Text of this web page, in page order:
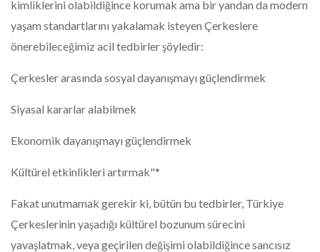
kimliklerini olabildiğince korumak ama bir yandan da modern
yaşam standartlarını yakalamak isteyen Çerkeslere
önerebileceğimiz acil tedbirler şöyledir:
Çerkesler arasında sosyal dayanışmayı güçlendirmek
Siyasal kararlar alabilmek
Ekonomik dayanışmayı güçlendirmek
Kültürel etkinlikleri artırmak"*
Fakat unutmamak gerekir ki, bütün bu tedbirler, Türkiye
Çerkeslerinin yaşadığı kültürel bozunum sürecini
yavaşlatmak, veya geçirilen değişimi olabildiğince sancısız